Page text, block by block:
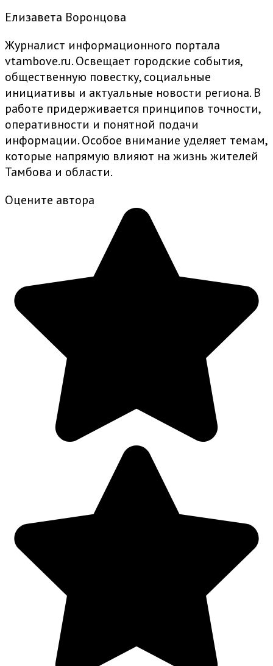
Елизавета Воронцова
Журналист информационного портала
vtambove.ru. Освещает городские события,
общественную повестку, социальные
инициативы и актуальные новости региона. В
работе придерживается принципов точности,
оперативности и понятной подачи
информации. Особое внимание уделяет темам,
которые напрямую влияют на жизнь жителей
Тамбова и области.
Оцените автора